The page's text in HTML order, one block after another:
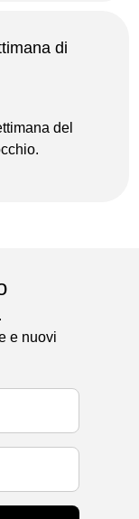
di
del
e nuovi